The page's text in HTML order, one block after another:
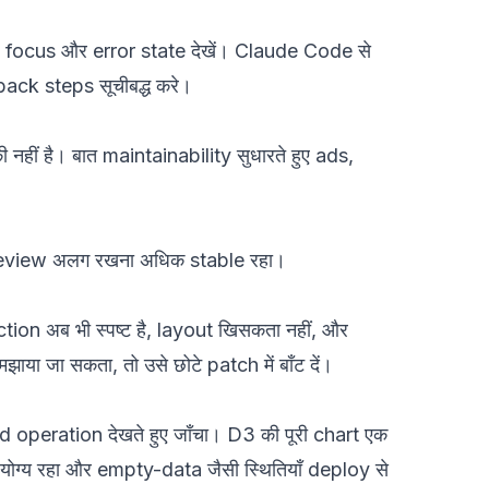
और error state देखें। Claude Code से
steps सूचीबद्ध करे।
नहीं है। बात maintainability सुधारते हुए ads,
अलग रखना अधिक stable रहा।
अब भी स्पष्ट है, layout खिसकता नहीं, और
जा सकता, तो उसे छोटे patch में बाँट दें।
operation देखते हुए जाँचा। D3 की पूरी chart एक
रहा और empty-data जैसी स्थितियाँ deploy से